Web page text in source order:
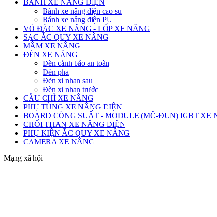
BÁNH XE NÂNG ĐIỆN
Bánh xe nâng điện cao su
Bánh xe nâng điện PU
VỎ ĐẶC XE NÂNG - LỐP XE NÂNG
SẠC ẮC QUY XE NÂNG
MÂM XE NÂNG
ĐÈN XE NÂNG
Đèn cảnh báo an toàn
Đèn pha
Đèn xi nhan sau
Đèn xi nhan trước
CẦU CHÌ XE NÂNG
PHỤ TÙNG XE NÂNG ĐIỆN
BOARD CÔNG SUẤT - MODULE (MÔ-ĐUN) IGBT XE
CHỔI THAN XE NÂNG ĐIỆN
PHỤ KIỆN ẮC QUY XE NÂNG
CAMERA XE NÂNG
Mạng xã hội